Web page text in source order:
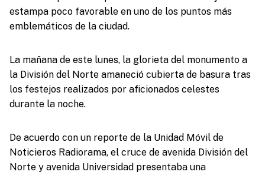
estampa poco favorable en uno de los puntos más
emblemáticos de la ciudad.
La mañana de este lunes, la glorieta del monumento a
la División del Norte amaneció cubierta de basura tras
los festejos realizados por aficionados celestes
durante la noche.
De acuerdo con un reporte de la Unidad Móvil de
Noticieros Radiorama, el cruce de avenida División del
Norte y avenida Universidad presentaba una